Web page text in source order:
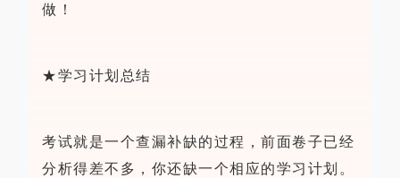
做！
★学习计划总结
考试就是一个查漏补缺的过程，前面卷子已经
分析得差不多，你还缺一个相应的学习计划。